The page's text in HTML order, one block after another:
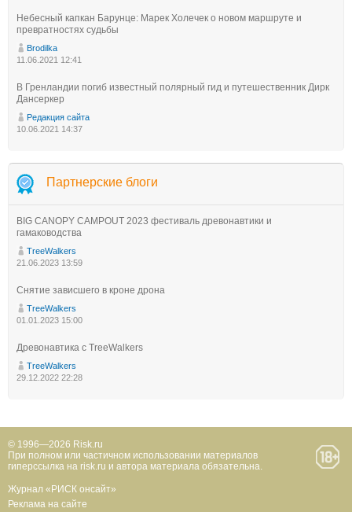
Небесный капкан Барунце: Марек Холечек о новом маршруте и
превратностях судьбы
Brodilka
11.06.2021 12:41
В Гренландии погиб известный полярный гид и путешественник Дирк
Дансеркер
Редакция сайта
10.06.2021 14:37
Партнерские блоги
BIG CANOPY CAMPOUT 2023 фестиваль древонавтики и
гамаководства
TreeWalkers
21.06.2023 13:59
Снятие зависшего в кроне дрона
TreeWalkers
01.01.2023 15:00
Древонавтика с TreeWalkers
TreeWalkers
29.12.2022 22:28
© 1996—2026 Risk.ru
При полном или частичном использовании материалов
гиперссылка на risk.ru и автора материала обязательна.
Журнал «РИСК онсайт»
Реклама на сайте